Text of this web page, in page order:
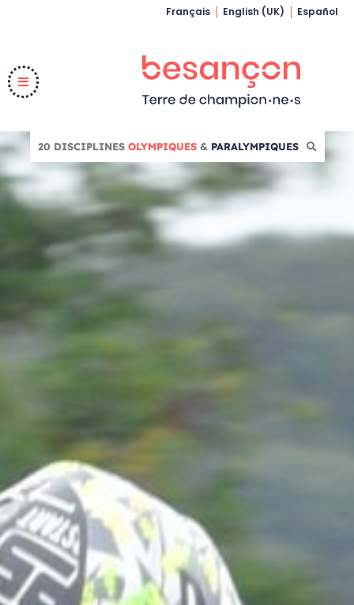
Français English (UK) Español
20 DISCIPLINES OLYMPIQUES& PARALYMPIQUES